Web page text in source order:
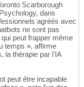
Scarborough
dans
agréés avec
ne sont pas
peut frapper même
temps », affirme
la thérapie par l'IA
peut être incapable